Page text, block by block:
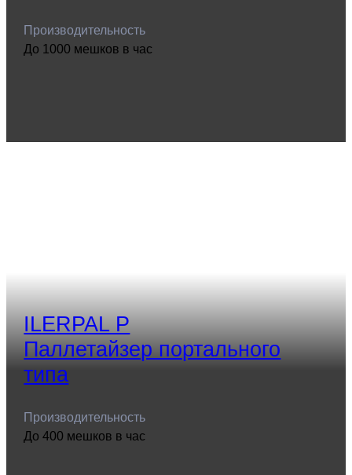
Производительность
До 1000 мешков в час
ILERPAL P
Паллетайзер портального
типа
Производительность
До 400 мешков в час